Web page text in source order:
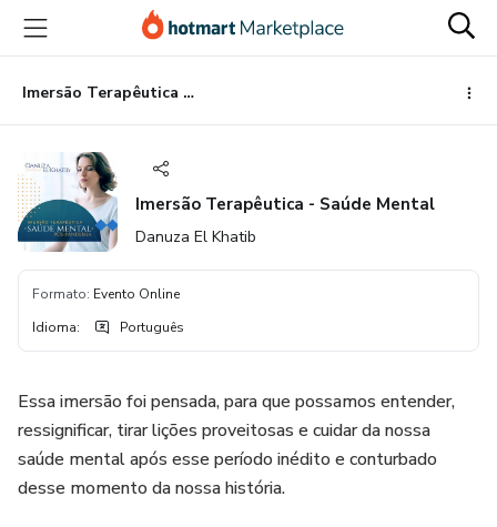
para
conteúdo
principal
para
pagamento
para
rodapé
Imersão Terapêutica - Saúde Mental
Imersão Terapêutica - Saúde Mental
Danuza El Khatib
Formato: Evento Online
Idioma: Português
Essa imersão foi pensada, para que possamos entender,
ressignificar, tirar lições proveitosas e cuidar da nossa
saúde mental após esse período inédito e conturbado
desse momento da nossa história.